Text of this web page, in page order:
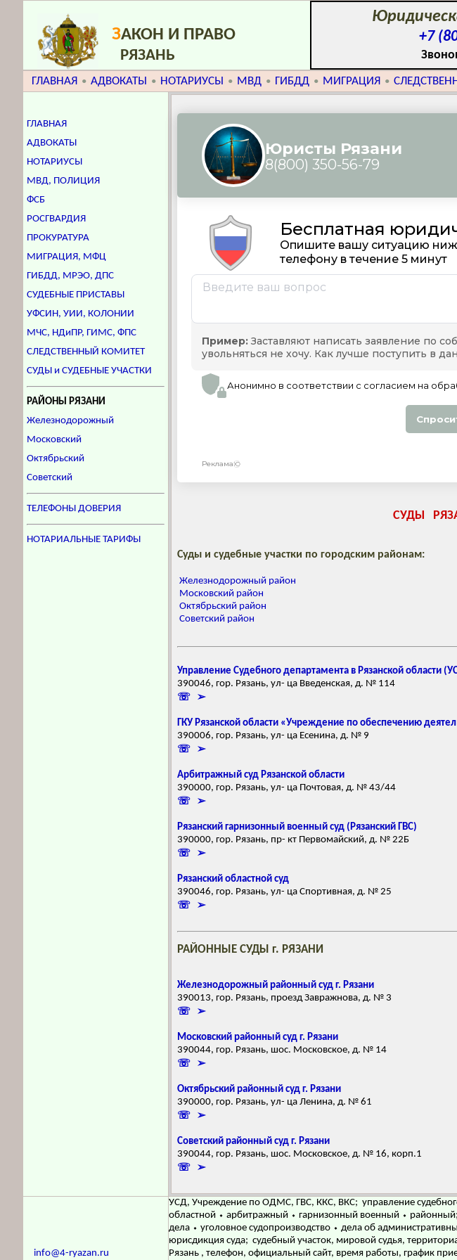
ЗАКОН И ПРАВО
РЯЗАНЬ
+7
ГЛАВНАЯ • АДВОКАТЫ • НОТАРИУСЫ • МВД • ГИБДД • МИГРАЦИЯ •
ГЛАВНАЯ
АДВОКАТЫ
НОТАРИУСЫ
МВД, ПОЛИЦИЯ
ФСБ
РОСГВАРДИЯ
ПРОКУРАТУРА
МИГРАЦИЯ, МФЦ
ГИБДД, МРЭО, ДПС
СУДЕБНЫЕ ПРИСТАВЫ
УФСИН, УИИ, КОЛОНИИ
МЧС, НДиПР, ГИМС, ФПС
СЛЕДСТВЕННЫЙ КОМИТЕТ
СУДЫ и СУДЕБНЫЕ УЧАСТКИ
РАЙОНЫ РЯЗАНИ
Железнодорожный
Московский
Октябрьский
Советский
ТЕЛЕФОНЫ ДОВЕРИЯ
НОТАРИАЛЬНЫЕ ТАРИФЫ
СУДЫ
Суды и судебные участки по городским районам:
Железнодорожный район
Московский район
Октябрьский район
Советский район
Управление Судебного департамента в Рязанской области
390046, гор. Рязань, ул- ца Введенская, д. № 114
☏ ➢
ГКУ Рязанской области «Учреждение по обеспечению
390006, гор. Рязань, ул- ца Есенина, д. № 9
☏ ➢
Арбитражный суд Рязанской области
390000, гор. Рязань, ул- ца Почтовая, д. № 43/44
☏ ➢
Рязанский гарнизонный военный суд (Рязанский ГВС)
390000, гор. Рязань, пр- кт Первомайский, д. № 22Б
☏ ➢
Рязанский областной суд
390046, гор. Рязань, ул- ца Спортивная, д. № 25
☏ ➢
РАЙОННЫЕ СУДЫ г. РЯЗАНИ
Железнодорожный районный суд г. Рязани
390013, гор. Рязань, проезд Завражнова, д. № 3
☏ ➢
Московский районный суд г. Рязани
390044, гор. Рязань, шос. Московское, д. № 14
☏ ➢
Октябрьский районный суд г. Рязани
390000, гор. Рязань, ул- ца Ленина, д. № 61
☏ ➢
Советский районный суд г. Рязани
390044, гор. Рязань, шос. Московское, д. № 16, корп.1
☏ ➢
info@4-ryazan.ru
УСД, Учреждение по ОДМС, ГВС, ККС, ВКС; управление
областной ⬩ арбитражный ⬩ гарнизонный военный ⬩
дела ⬩ уголовное судопроизводство ⬩ дела об
юрисдикция суда; судебный участок, мировой судья,
Рязань , телефон, официальный сайт, время работы, график